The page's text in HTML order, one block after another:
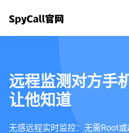
远程监测对方手
让他知道
无感远程实时监控：无需Root